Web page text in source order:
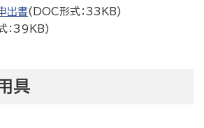
出書(DOC形式：33KB)
：39KB)
具